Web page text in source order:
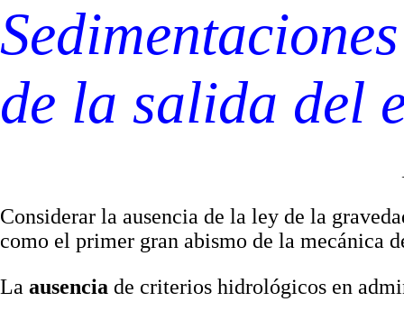
de la salida del
Considerar la ausencia de la ley de la
como el primer gran abismo de la mecánica
La ausencia de criterios hidrológicos en